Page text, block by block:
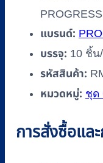
แบรนด์:
บรรจุ: 10 ชิ้น
รหัสสินค้า:
หมวดหมู่: ชุด
การสั่งซื้อแล